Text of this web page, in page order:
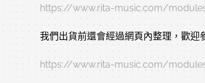
https://www.rita-music.com/
我們出貨前還會經過網頁內整理，歡迎
https://www.rita-music.com/